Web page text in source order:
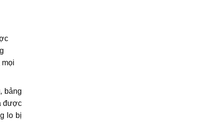
, bảng
được
lo bị